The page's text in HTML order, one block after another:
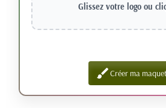
Glissez votre logo ou
brushCréer ma